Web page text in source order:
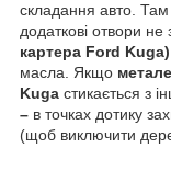
складання авто.
додаткові отвори
картера Ford Kuga)
масла. Якщо
Kuga стикається з
– в точках дотику
(щоб виключити